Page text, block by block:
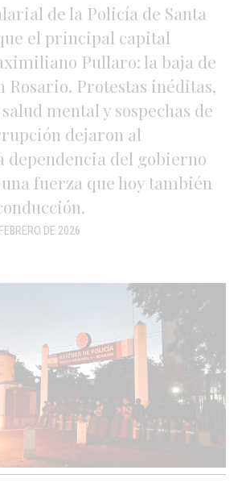
de la Policía de Santa
el principal capital
Pullaro: la baja de
Rosario. Protestas inéditas,
mental y sospechas de
dejaron al
dependencia del gobierno
fuerza que hoy también
DE 2026